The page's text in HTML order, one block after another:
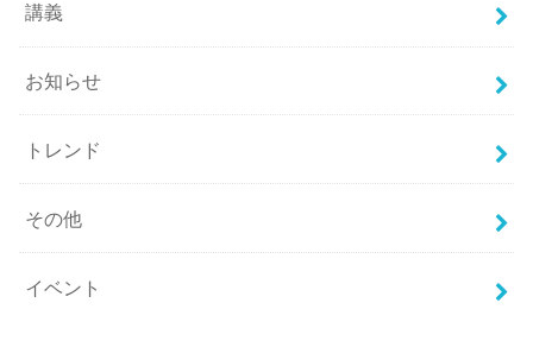
講義
お知らせ
トレンド
その他
イベント